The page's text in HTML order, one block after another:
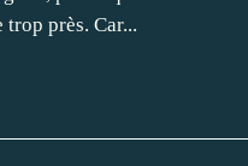
trop près. Car...